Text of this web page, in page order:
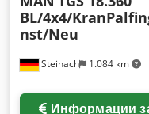
Steinach 1.084 km
BL/4x4/
nst/Neu